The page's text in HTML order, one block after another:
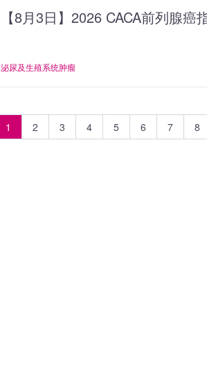
【8月3日】2026 CACA前列腺癌
泌尿及生殖系统肿瘤
1 2 3 4 5 6 7 8